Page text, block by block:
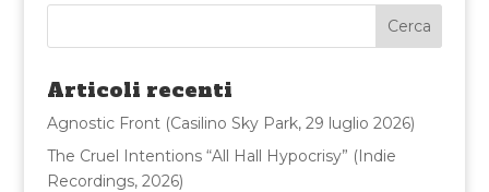
e
b
o
o
k
te
r
l
di
vi
di
Articoli recenti
Agnostic Front (Casilino Sky Park, 29 luglio 2026)
The Cruel Intentions “All Hall Hypocrisy” (Indie
Recordings, 2026)